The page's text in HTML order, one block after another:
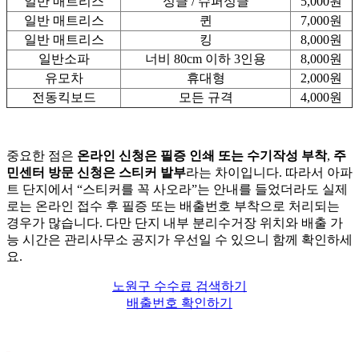
일반 매트리스
퀸
7,000원
일반 매트리스
킹
8,000원
일반소파
너비 80cm 이하 3인용
8,000원
유모차
휴대형
2,000원
전동킥보드
모든 규격 4,000원
중요한 점은 온라인 신청은 필증 인쇄 또는 수기작성 부착, 주
민센터 방문 신청은 스티커 발부라는 차이입니다. 따라서 아파
트 단지에서 “스티커를 꼭 사오라”는 안내를 들었더라도 실제
로는 온라인 접수 후 필증 또는 배출번호 부착으로 처리되는
경우가 많습니다. 다만 단지 내부 분리수거장 위치와 배출 가
능 시간은 관리사무소 공지가 우선일 수 있으니 함께 확인하세
요.
노원구 수수료 검색하기
배출번호 확인하기